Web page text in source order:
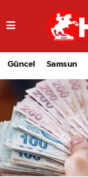
Güncel Samsun
GÜNCEL
SAMSUN
SAMSUNSPOR
EKONOMİ
YAŞAM